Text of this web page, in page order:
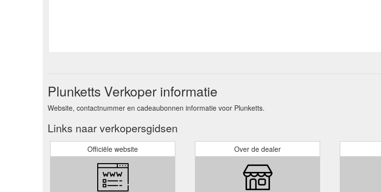
Plunketts Verkoper informatie
Website, contactnummer en cadeaubonnen informatie voor Plunketts.
Links naar verkopersgidsen
Officiële website Over de dealer